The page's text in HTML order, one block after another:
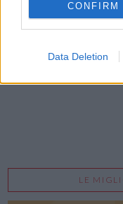
CONFIRM
Data Deletion
Acconsento al
LE